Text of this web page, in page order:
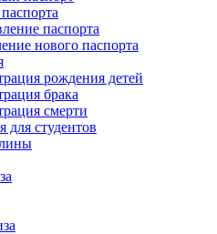
паспорта
нового паспорта
рождения детей
брака
смерти
студентов